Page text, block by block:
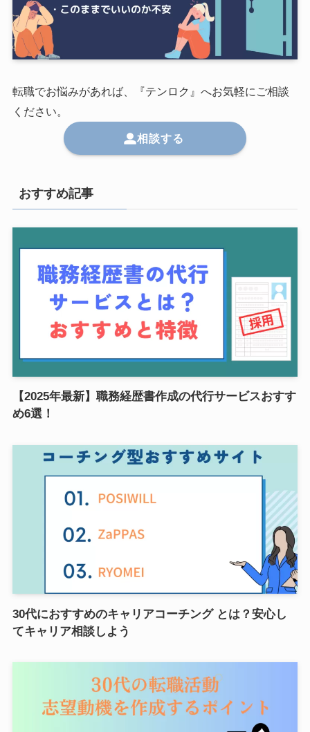
転職でお悩みがあれば、『テンロク』へお気軽にご相談
ください。
相談する
おすすめ記事
【2025年最新】職務経歴書作成の代行サービスおすす
め6選！
30代におすすめのキャリアコーチング とは？安心し
てキャリア相談しよう